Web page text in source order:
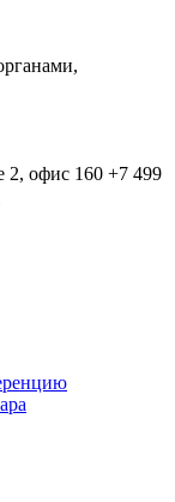
2, офис 160 +7 499